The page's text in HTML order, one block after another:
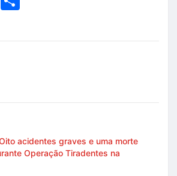
acidentes graves e uma morte
Operação Tiradentes na